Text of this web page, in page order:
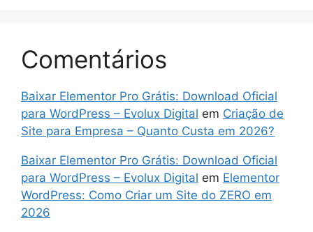
Comentários
Baixar Elementor Pro Grátis: Download Oficial
para WordPress – Evolux Digital em Criação de
Site para Empresa – Quanto Custa em 2026?
Baixar Elementor Pro Grátis: Download Oficial
para WordPress – Evolux Digital em Elementor
WordPress: Como Criar um Site do ZERO em
2026